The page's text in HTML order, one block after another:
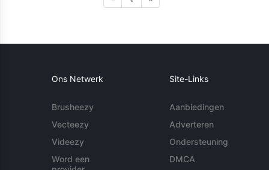
Ons Netwerk
Brusheezy
Vecteezy
Videezy
Word een
Site-Links
Aanbiedingen
Adverteren
Ondersteuning
DMCA